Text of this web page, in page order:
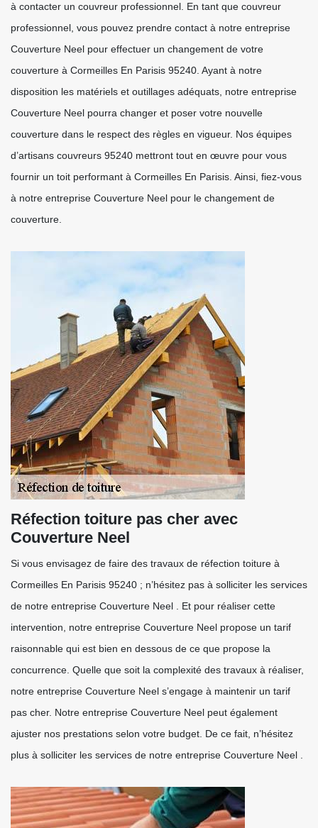
à contacter un couvreur professionnel. En tant que couvreur
professionnel, vous pouvez prendre contact à notre entreprise
Couverture Neel pour effectuer un changement de votre
couverture à Cormeilles En Parisis 95240. Ayant à notre
disposition les matériels et outillages adéquats, notre entreprise
Couverture Neel pourra changer et poser votre nouvelle
couverture dans le respect des règles en vigueur. Nos équipes
d’artisans couvreurs 95240 mettront tout en œuvre pour vous
fournir un toit performant à Cormeilles En Parisis. Ainsi, fiez-vous
à notre entreprise Couverture Neel pour le changement de
couverture.
Réfection toiture pas cher avec
Couverture Neel
Si vous envisagez de faire des travaux de réfection toiture à
Cormeilles En Parisis 95240 ; n’hésitez pas à solliciter les services
de notre entreprise Couverture Neel . Et pour réaliser cette
intervention, notre entreprise Couverture Neel propose un tarif
raisonnable qui est bien en dessous de ce que propose la
concurrence. Quelle que soit la complexité des travaux à réaliser,
notre entreprise Couverture Neel s’engage à maintenir un tarif
pas cher. Notre entreprise Couverture Neel peut également
ajuster nos prestations selon votre budget. De ce fait, n’hésitez
plus à solliciter les services de notre entreprise Couverture Neel .